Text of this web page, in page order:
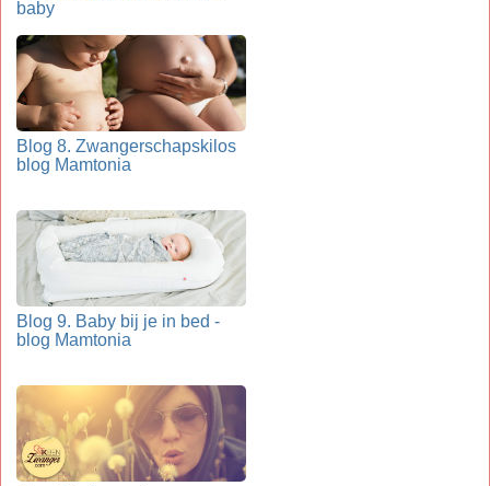
baby
Blog 8. Zwangerschapskilos
blog Mamtonia
Blog 9. Baby bij je in bed -
blog Mamtonia